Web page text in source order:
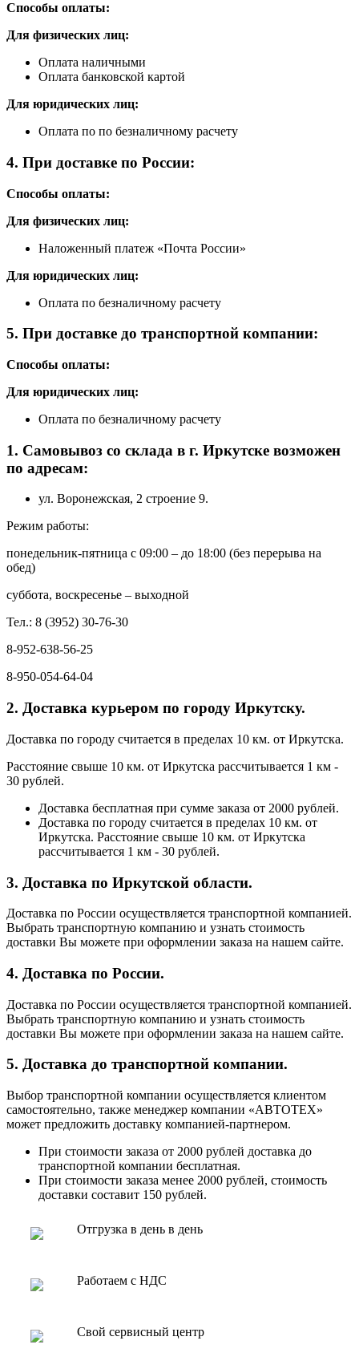
Способы оплаты:
Для физических лиц:
Оплата наличными
Оплата банковской картой
Для юридических лиц:
Оплата по по безналичному расчету
4. При доставке по России:
Способы оплаты:
Для физических лиц:
Наложенный платеж «Почта России»
Для юридических лиц:
Оплата по безналичному расчету
5. При доставке до транспортной компании:
Способы оплаты:
Для юридических лиц:
Оплата по безналичному расчету
1. Самовывоз со склада в г. Иркутске возможен
по адресам:
ул. Воронежская, 2 строение 9.
Режим работы:
понедельник-пятница с 09:00 – до 18:00 (без перерыва на
обед)
суббота, воскресенье – выходной
Тел.: 8 (3952) 30-76-30
8-952-638-56-25
8-950-054-64-04
2. Доставка курьером по городу Иркутску.
Доставка по городу считается в пределах 10 км. от Иркутска.
Расстояние свыше 10 км. от Иркутска рассчитывается 1 км -
30 рублей.
Доставка бесплатная при сумме заказа от 2000 рублей.
Доставка по городу считается в пределах 10 км. от
Иркутска. Расстояние свыше 10 км. от Иркутска
рассчитывается 1 км - 30 рублей.
3. Доставка по Иркутской области.
Доставка по России осуществляется транспортной компанией.
Выбрать транспортную компанию и узнать стоимость
доставки Вы можете при оформлении заказа на нашем сайте.
4. Доставка по России.
Доставка по России осуществляется транспортной компанией.
Выбрать транспортную компанию и узнать стоимость
доставки Вы можете при оформлении заказа на нашем сайте.
5. Доставка до транспортной компании.
Выбор транспортной компании осуществляется клиентом
самостоятельно, также менеджер компании «АВТОТЕХ»
может предложить доставку компанией-партнером.
При стоимости заказа от 2000 рублей доставка до
транспортной компании бесплатная.
При стоимости заказа менее 2000 рублей, стоимость
доставки составит 150 рублей.
Отгрузка в день в день
Работаем с НДС
Свой сервисный центр